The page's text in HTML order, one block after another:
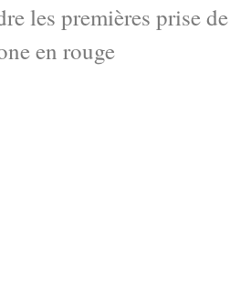
les premières prise de
en rouge